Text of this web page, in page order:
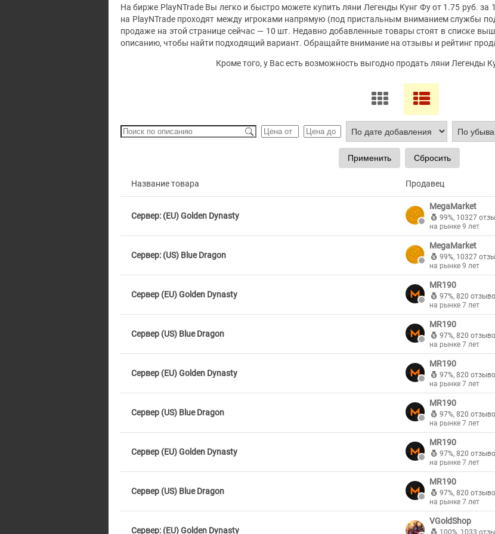
На бирже PlayNTrade Вы легко и быстро можете купить ляни Легенды Кунг Фу от 1.75 руб. за
на PlayNTrade проходят между игроками напрямую (под пристальным вниманием службы
продаже на этой странице сейчас — 10 шт. Недавно добавленные товары стоят в списке
описанию, чтобы найти подходящий вариант. Обращайте внимание на отзывы и рейтинг
Кроме того, у Вас есть возможность выгодно продать ляни Легенды
Название товара Продавец
Сервер: (EU) Golden Dynasty
MegaMarket
99%, 10327
на рынке 9 лет
Сервер: (US) Blue Dragon
MegaMarket
99%, 10327
на рынке 9 лет
Сервер (EU) Golden Dynasty
MR190
97%, 820
на рынке 7 лет
Сервер (US) Blue Dragon
MR190
97%, 820
на рынке 7 лет
Сервер (EU) Golden Dynasty
MR190
97%, 820
на рынке 7 лет
Сервер (US) Blue Dragon
MR190
97%, 820
на рынке 7 лет
Сервер (EU) Golden Dynasty
MR190
97%, 820
на рынке 7 лет
Сервер (US) Blue Dragon
MR190
97%, 820
на рынке 7 лет
Сервер: (EU) Golden Dynasty
VGoldShop